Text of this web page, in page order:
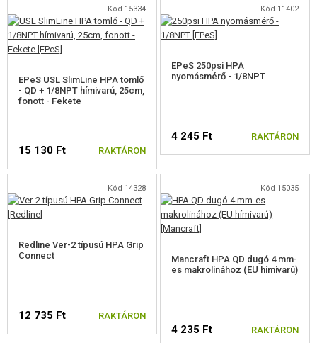
Kód 15334
EPeS USL SlimLine HPA tömlő
- QD + 1/8NPT hímivarú, 25cm,
fonott - Fekete
15 130 Ft RAKTÁRON
Kód 11402
EPeS 250psi HPA
nyomásmérő - 1/8NPT
4 245 Ft RAKTÁRON
Kód 14328
Redline Ver-2 típusú HPA Grip
Connect
12 735 Ft RAKTÁRON
Kód 15035
Mancraft HPA QD dugó 4 mm-
es makrolinához (EU hímivarú)
4 235 Ft RAKTÁRON